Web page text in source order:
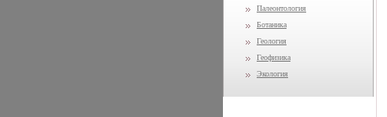
Палеонтология
Ботаника
Геология
Геофизика
Экология